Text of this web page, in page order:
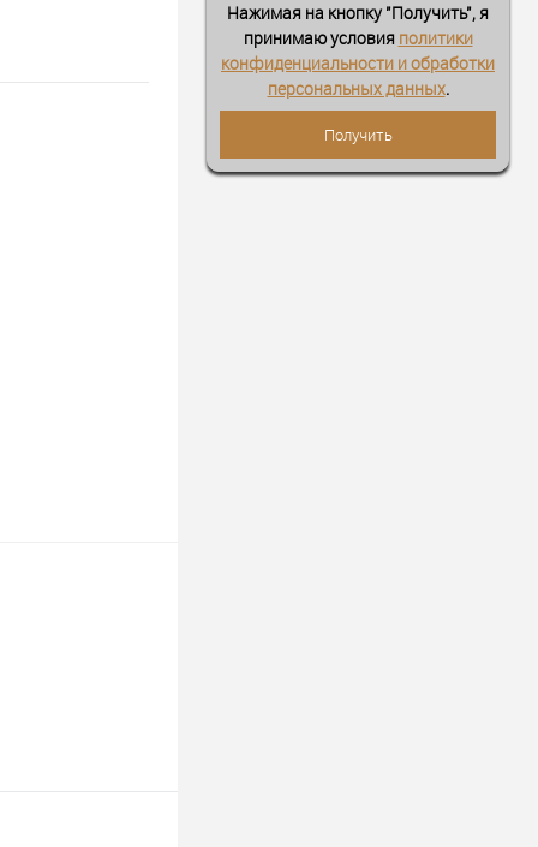
Нажимая на кнопку "Получить", я
принимаю условия политики
конфиденциальности и обработки
персональных данных.